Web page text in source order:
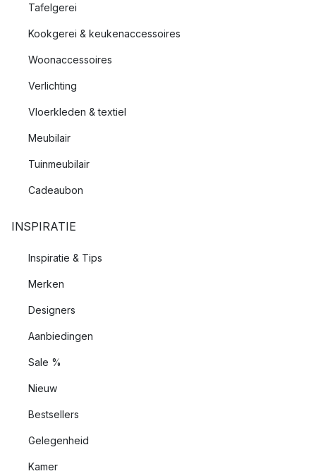
Tafelgerei
Kookgerei & keukenaccessoires
Woonaccessoires
Verlichting
Vloerkleden & textiel
Meubilair
Tuinmeubilair
Cadeaubon
INSPIRATIE
Inspiratie & Tips
Merken
Designers
Aanbiedingen
Sale %
Nieuw
Bestsellers
Gelegenheid
Kamer